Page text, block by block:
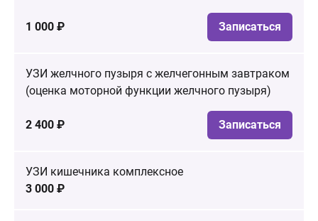
1 000 ₽ Записаться
УЗИ желчного пузыря с желчегонным завтраком
(оценка моторной функции желчного пузыря)
2 400 ₽ Записаться
УЗИ кишечника комплексное
3 000 ₽